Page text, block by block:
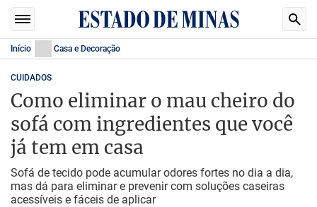
Início Casa e Decoração
CUIDADOS
Como eliminar o mau cheiro do
sofá com ingredientes que você
já tem em casa
Sofá de tecido pode acumular odores fortes no dia a dia,
mas dá para eliminar e prevenir com soluções caseiras
acessíveis e fáceis de aplicar